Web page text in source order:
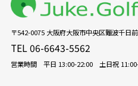
〒542-0075 大阪府大阪市中央区難波千日
TEL 06-6643-5562
営業時間 平日 13:00-22:00 土日祝